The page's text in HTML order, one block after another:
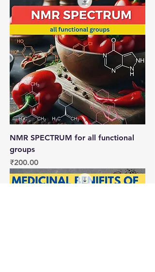
NMR SPECTRUM for all functional
groups
मूल्य
₹200.00